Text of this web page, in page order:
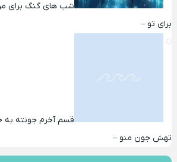
شب های گنگ برای
برای تو –
قسم آخرم جونته به
تهش جون منو –